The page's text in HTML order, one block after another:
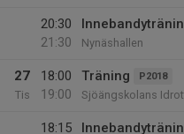
20:30
21:30
Nynäshallen
27
Tis
18:00
19:00
Träning P2018
Sjöängskolans
18:15